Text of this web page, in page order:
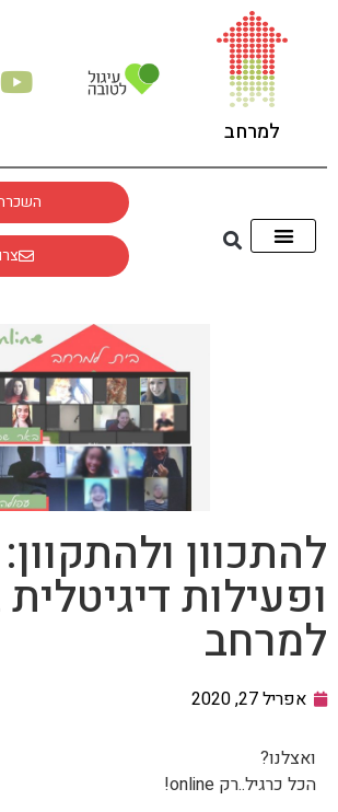
למרחב
להתכוון ולהתקוון:
ופעילות
למרחב
אפריל 27, 2020
ואצלנו?
הכל כרגיל..רק online!